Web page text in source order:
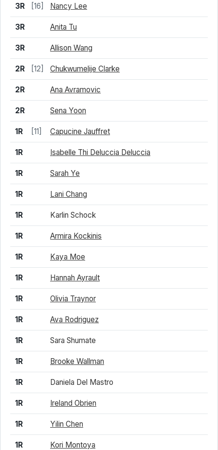
結果 シード 選手名
3R [16] Nancy Lee
3R Anita Tu
3R Allison Wang
2R [12] Chukwumelije Clarke
2R Ana Avramovic
2R Sena Yoon
1R [11] Capucine Jauffret
1R Isabelle Thi Deluccia Deluccia
1R Sarah Ye
1R Lani Chang
1R Karlin Schock
1R Armira Kockinis
1R Kaya Moe
1R Hannah Ayrault
1R Olivia Traynor
1R Ava Rodriguez
1R Sara Shumate
1R Brooke Wallman
1R Daniela Del Mastro
1R Ireland Obrien
1R Yilin Chen
1R Kori Montoya